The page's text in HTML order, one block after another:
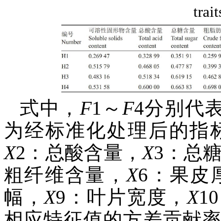
式中， F1～ F4分别代
为经标准化处理后的指
X2：总酸含量，X3：总
粗纤维含量，X6：果皮
幅，X9：叶片宽度，X